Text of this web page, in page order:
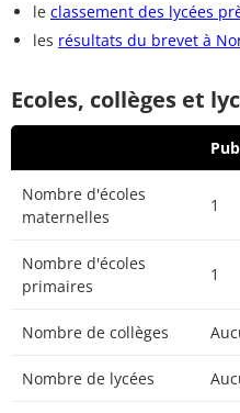
le classement des lycées
les résultats du brevet à
Ecoles, collèges et
Nombre d'écoles
maternelles
1
Nombre d'écoles
primaires
1
Nombre de collèges
Nombre de lycées